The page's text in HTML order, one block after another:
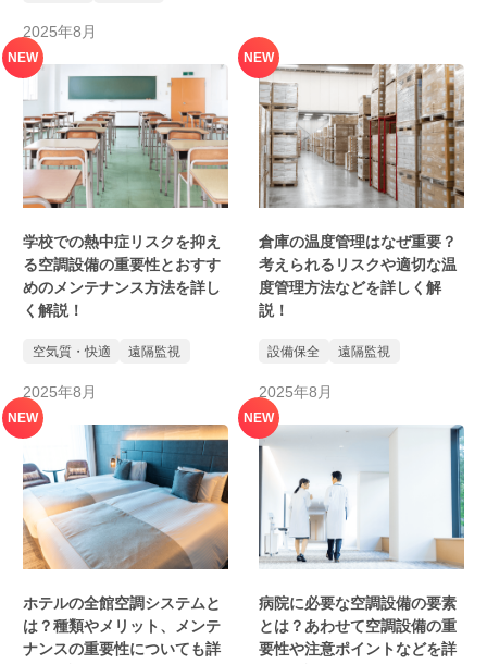
2025年8月
学校での熱中症リスクを抑え
る空調設備の重要性とおすす
めのメンテナンス方法を詳し
く解説！
空気質・快適 遠隔監視
NEW
2025年8月
倉庫の温度管理はなぜ重要？
考えられるリスクや適切な温
度管理方法などを詳しく解
説！
設備保全 遠隔監視
NEW
2025年8月
ホテルの全館空調システムと
は？種類やメリット、メンテ
ナンスの重要性についても詳
NEW
病院に必要な空調設備の要素
とは？あわせて空調設備の重
要性や注意ポイントなどを詳
NEW